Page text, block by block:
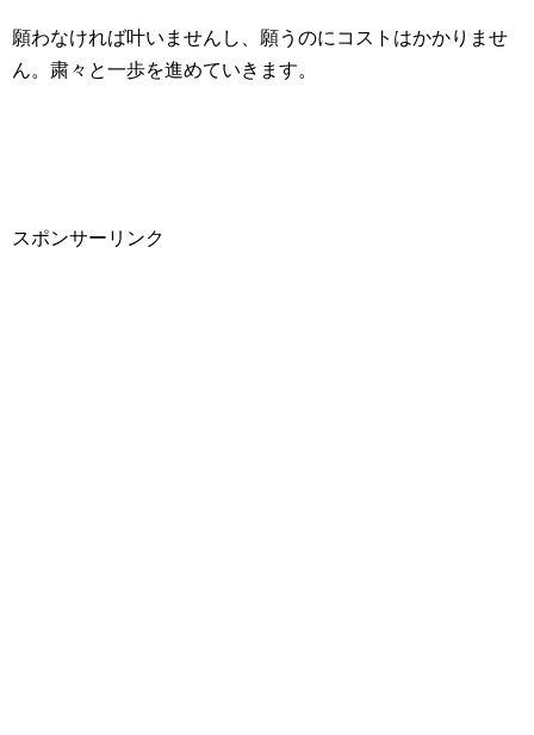
願わなければ叶いませんし、願うのにコストはかかりませ
ん。粛々と一歩を進めていきます。
スポンサーリンク